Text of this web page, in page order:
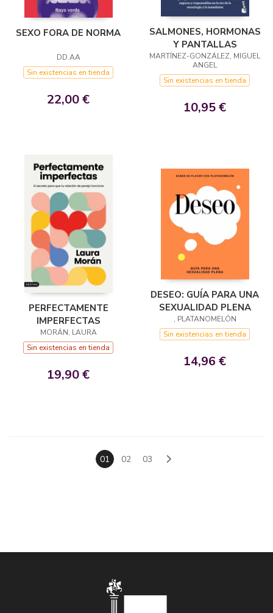
SEXO FORA DE NORMA
DD.AA
Sin existencias en tienda
22,00 €
SALMONES, HORMONAS
Y PANTALLAS
MARTÍNEZ-GONZÁLEZ, MIGUEL
ANGEL
Sin existencias en tienda
10,95 €
PERFECTAMENTE
IMPERFECTAS
MORÁN, LAURA
Sin existencias en tienda
19,90 €
DESEO: GUÍA PARA UNA
SEXUALIDAD PLENA
, PLATANOMELÓN
Sin existencias en tienda
14,96 €
01 02 03